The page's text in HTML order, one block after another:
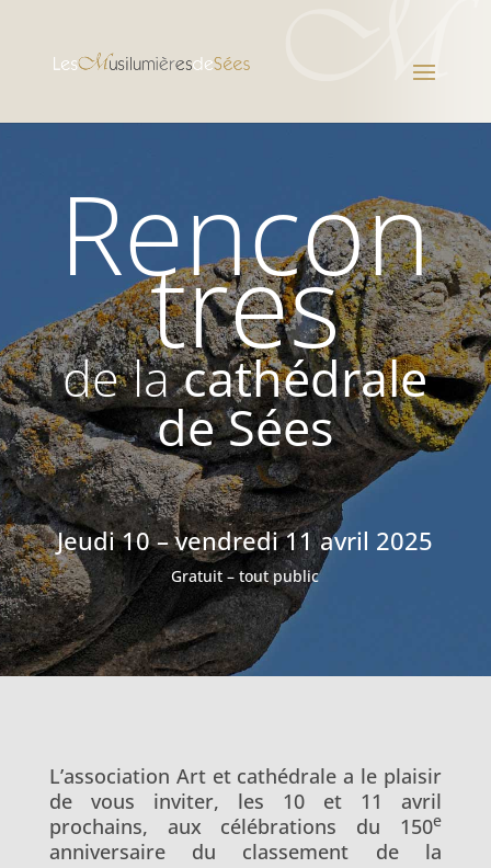
Rencon
tres
de lacathédrale
de Sées
Jeudi 10 – vendredi 11 avril 2025
Gratuit – tout public
L’association Art et cathédrale a le plaisir
de vous inviter, les 10 et 11 avril
prochains, aux célébrations du 150e
anniversaire du classement de la